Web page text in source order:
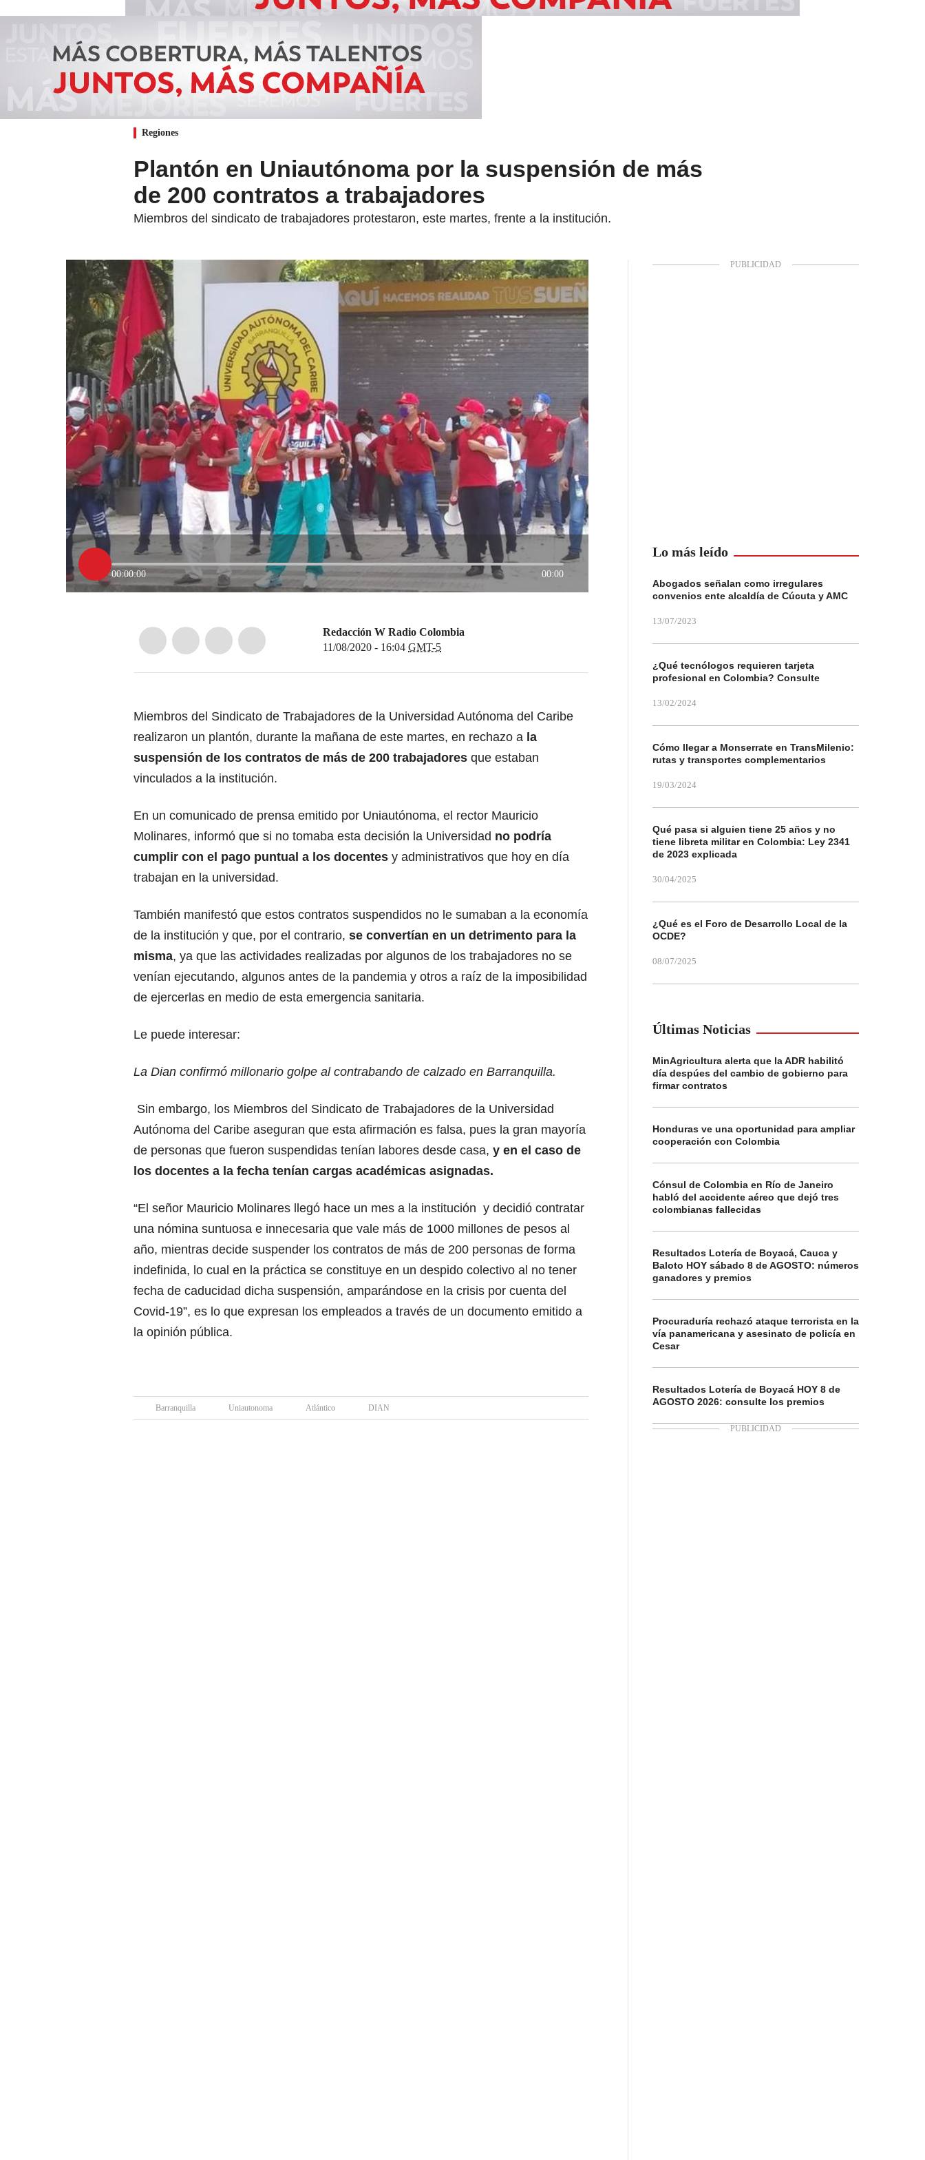
Regiones
Plantón en Uniautónoma por la suspensión de más
de 200 contratos a trabajadores
Miembros del sindicato de trabajadores protestaron, este martes, frente a la institución.
00:00:00 00:00
Redacción W Radio Colombia
11/08/2020 - 16:04 GMT-5
Miembros del Sindicato de Trabajadores de la Universidad Autónoma del Caribe
realizaron un plantón, durante la mañana de este martes, en rechazo a la
suspensión de los contratos de más de 200 trabajadores que estaban
vinculados a la institución.
En un comunicado de prensa emitido por Uniautónoma, el rector Mauricio
Molinares, informó que si no tomaba esta decisión la Universidad no podría
cumplir con el pago puntual a los docentes y administrativos que hoy en día
trabajan en la universidad.
También manifestó que estos contratos suspendidos no le sumaban a la economía
de la institución y que, por el contrario, se convertían en un detrimento para la
misma, ya que las actividades realizadas por algunos de los trabajadores no se
venían ejecutando, algunos antes de la pandemia y otros a raíz de la imposibilidad
de ejercerlas en medio de esta emergencia sanitaria.
Le puede interesar:
La Dian confirmó millonario golpe al contrabando de calzado en Barranquilla.
Sin embargo, los Miembros del Sindicato de Trabajadores de la Universidad
Autónoma del Caribe aseguran que esta afirmación es falsa, pues la gran mayoría
de personas que fueron suspendidas tenían labores desde casa, y en el caso de
los docentes a la fecha tenían cargas académicas asignadas.
“El señor Mauricio Molinares llegó hace un mes a la institución y decidió contratar
una nómina suntuosa e innecesaria que vale más de 1000 millones de pesos al
año, mientras decide suspender los contratos de más de 200 personas de forma
indefinida, lo cual en la práctica se constituye en un despido colectivo al no tener
fecha de caducidad dicha suspensión, amparándose en la crisis por cuenta del
Covid-19”, es lo que expresan los empleados a través de un documento emitido a
la opinión pública.
Barranquilla Uniautonoma Atlántico DIAN
Lo más leído
Abogados señalan como irregulares
convenios ente alcaldía de Cúcuta y AMC
13/07/2023
¿Qué tecnólogos requieren tarjeta
profesional en Colombia? Consulte
13/02/2024
Cómo llegar a Monserrate en TransMilenio:
rutas y transportes complementarios
19/03/2024
Qué pasa si alguien tiene 25 años y no
tiene libreta militar en Colombia: Ley 2341
de 2023 explicada
30/04/2025
¿Qué es el Foro de Desarrollo Local de la
OCDE?
08/07/2025
Últimas Noticias
MinAgricultura alerta que la ADR habilitó
día despúes del cambio de gobierno para
firmar contratos
Honduras ve una oportunidad para ampliar
cooperación con Colombia
Cónsul de Colombia en Río de Janeiro
habló del accidente aéreo que dejó tres
colombianas fallecidas
Resultados Lotería de Boyacá, Cauca y
Baloto HOY sábado 8 de AGOSTO: números
ganadores y premios
Procuraduría rechazó ataque terrorista en la
vía panamericana y asesinato de policía en
Cesar
Resultados Lotería de Boyacá HOY 8 de
AGOSTO 2026: consulte los premios